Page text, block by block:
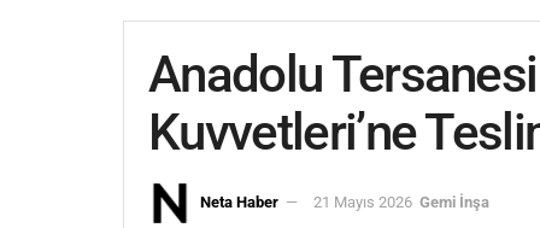
Anadolu Tersanesi
Kuvvetleri’ne
Neta Haber 21 Mayıs 2026 Gemi İnşa